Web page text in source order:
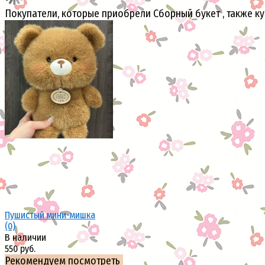
Покупатели, которые приобрели Сборный букет , также
Пушистый мини-мишка
(0)
В наличии
550 руб.
Рекомендуем посмотреть